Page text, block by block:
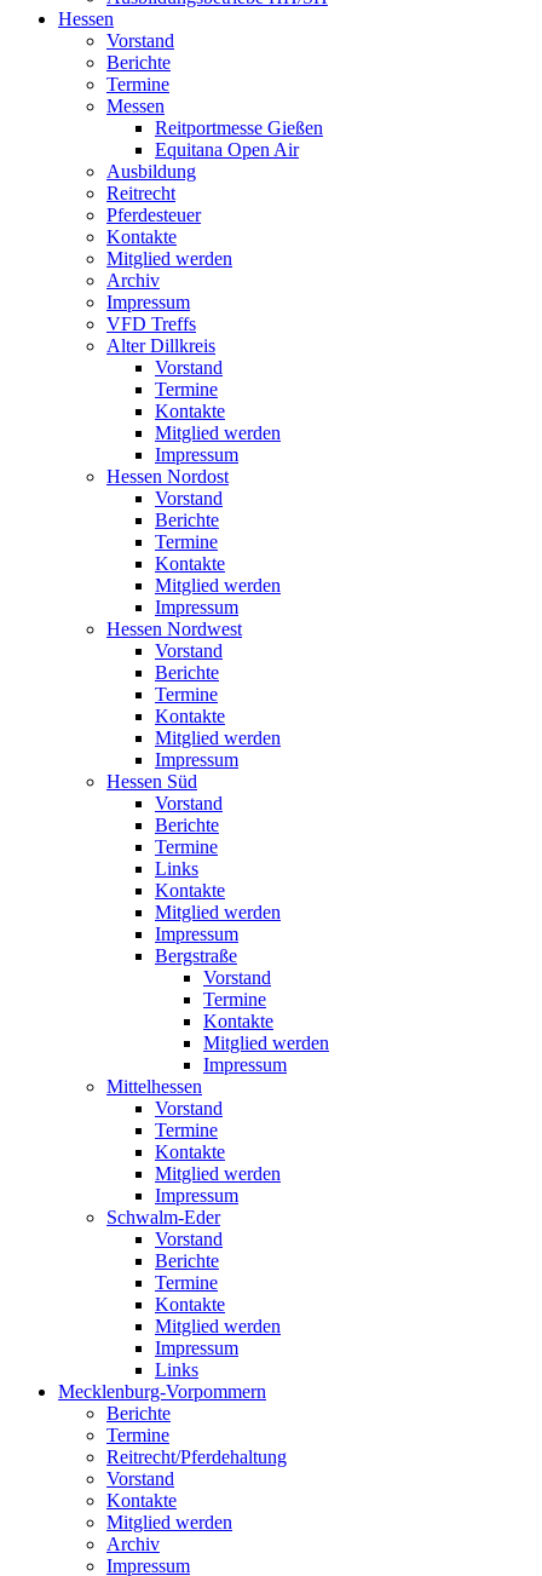
Hessen
Vorstand
Berichte
Termine
Messen
Reitportmesse Gießen
Equitana Open Air
Ausbildung
Reitrecht
Pferdesteuer
Kontakte
Mitglied werden
Archiv
Impressum
VFD Treffs
Alter Dillkreis
Vorstand
Termine
Kontakte
Mitglied werden
Impressum
Hessen Nordost
Vorstand
Berichte
Termine
Kontakte
Mitglied werden
Impressum
Hessen Nordwest
Vorstand
Berichte
Termine
Kontakte
Mitglied werden
Impressum
Hessen Süd
Vorstand
Berichte
Termine
Links
Kontakte
Mitglied werden
Impressum
Bergstraße
Vorstand
Termine
Kontakte
Mitglied werden
Impressum
Mittelhessen
Vorstand
Termine
Kontakte
Mitglied werden
Impressum
Schwalm-Eder
Vorstand
Berichte
Termine
Kontakte
Mitglied werden
Impressum
Links
Mecklenburg-Vorpommern
Berichte
Termine
Reitrecht/Pferdehaltung
Vorstand
Kontakte
Mitglied werden
Archiv
Impressum